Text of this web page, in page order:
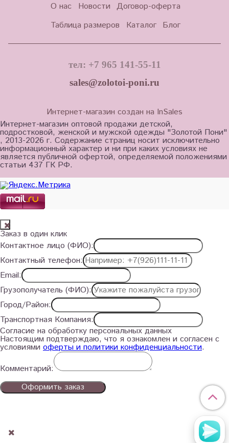
О нас
Новости Договор-оферта
Таблица размеров
Каталог Блог
тел: +7 965 141-55-11
sales@zolotoi-poni.ru
Интернет-магазин создан на InSales
Интернет-магазин оптовой продажи детской,
подростковой, женской и мужской одежды "Золотой Пони"
, 2013-2026 г. Содержание страниц носит исключительно
информационный характер и ни при каких условиях не
является публичной офертой, определяемой положениями
статьи 437 ГК РФ.
Заказ в один клик
Контактное лицо (ФИО):
Контактный телефон:
Email:
Грузополучатель (ФИО):
Город/Район:
Транспортная Компания:
Согласие на обработку персональных данных
Настоящим подтверждаю, что я ознакомлен и согласен с
условиями оферты и политики конфиденциальности.
Комментарий:
Оформить заказ